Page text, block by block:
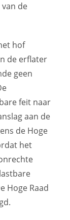
de
hof
de erflater
geen
feit naar
aan de
de Hoge
het
Hoge Raad